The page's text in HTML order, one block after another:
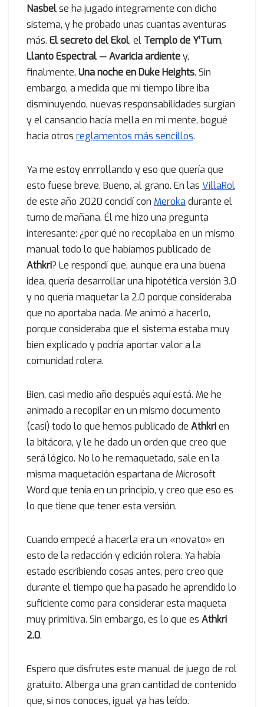
Nasbelse ha jugado íntegramente con dicho
sistema, y he probado unas cuantas aventuras
más. El secreto del Ekol, el Templo de Y’Tum,
Llanto Espectral — Avaricia ardientey,
finalmente, Una noche en Duke Heights. Sin
embargo, a medida que mi tiempo libre iba
disminuyendo, nuevas responsabilidades surgían
y el cansancio hacía mella en mi mente, bogué
hacia otros reglamentos más sencillos.
Ya me estoy enrrollando y eso que quería que
esto fuese breve. Bueno, al grano. En las VillaRol
de este año 2020 concidí con Meroka durante el
turno de mañana. Él me hizo una pregunta
interesante: ¿por qué no recopilaba en un mismo
manual todo lo que habíamos publicado de
Athkri? Le respondí que, aunque era una buena
idea, quería desarrollar una hipotética versión 3.0
y no quería maquetar la 2.0 porque consideraba
que no aportaba nada. Me animó a hacerlo,
porque consideraba que el sistema estaba muy
bien explicado y podría aportar valor a la
comunidad rolera.
Bien, casi medio año después aquí está. Me he
animado a recopilar en un mismo documento
(casi) todo lo que hemos publicado de Athkrien
la bitácora, y le he dado un orden que creo que
será lógico. No lo he remaquetado, sale en la
misma maquetación espartana de Microsoft
Word que tenía en un principio, y creo que eso es
lo que tiene que tener esta versión.
Cuando empecé a hacerla era un «novato» en
esto de la redacción y edición rolera. Ya había
estado escribiendo cosas antes, pero creo que
durante el tiempo que ha pasado he aprendido lo
suficiente como para considerar esta maqueta
muy primitiva. Sin embargo, es lo que es Athkri
2.0.
Espero que disfrutes este manual de juego de rol
gratuito. Alberga una gran cantidad de contenido
que, si nos conoces, igual ya has leído.